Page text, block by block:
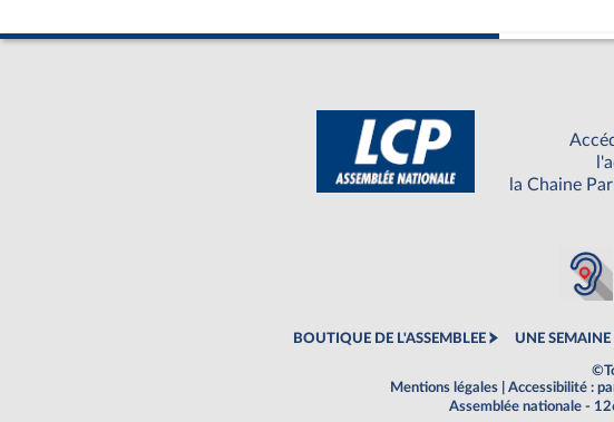
la Chaine
BOUTIQUE DE L'ASSEMBLEE UNE SEMAINE
Mentions légales
Accessibilité :
Assemblée nationale -